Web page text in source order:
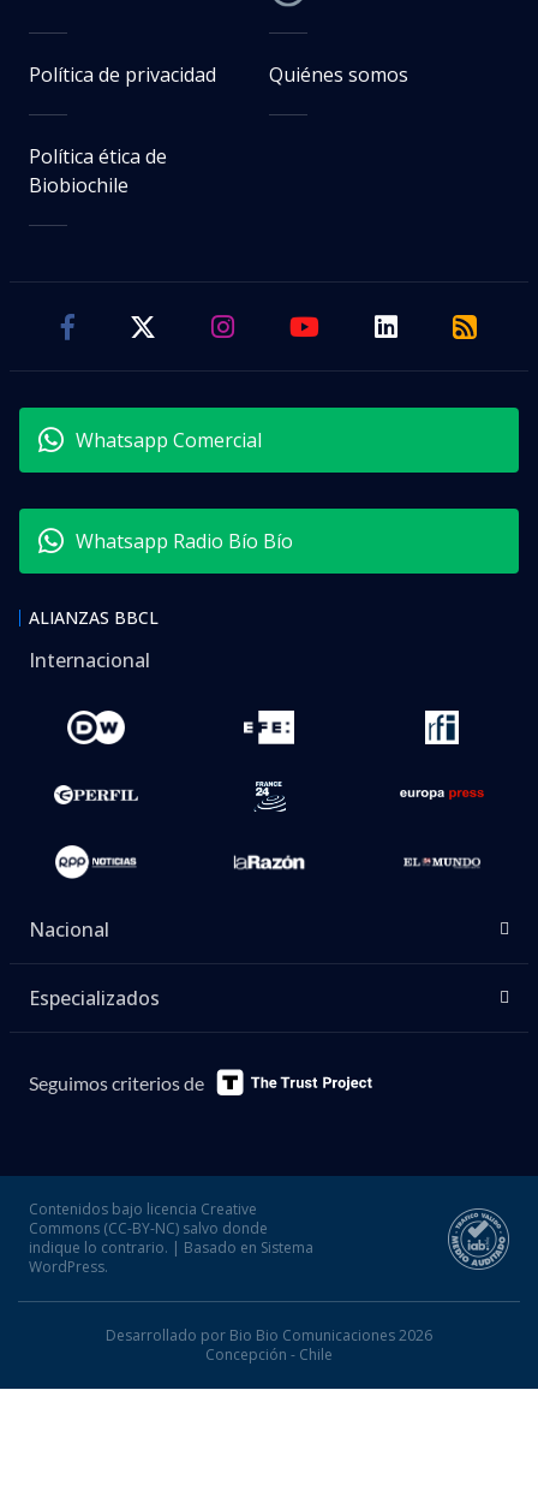
Antonio González
Periodista. Editor nocturno en BioBioChile.
Con información de
Ética y transparencia de BBCL
visitas
VER RESUMEN
Cerca de las 24 horas desde su inicio, el Cuerpo de
Bomberos de Quilicura logró controlar el
ubicada en la comuna de Quilicura, Región
Metropolitana. El siniestro comenzó alrededor de
las 21:00 del martes y movilizó a cerca de 300
voluntarios de más de 30 compañías de Bomberos
El comandante del Cuerpo de Bomberos
de Quilicura,Carlos Cid, confirmó el
control de la emergencia en declaraciones
a la prensa cerca de las 20:00 horas de
este miércoles. “Sí, bueno, ha sido una
Metropolitana.Actualmente está
controlada la emergencia
Sin embargo, el trabajo no concluye por completo,